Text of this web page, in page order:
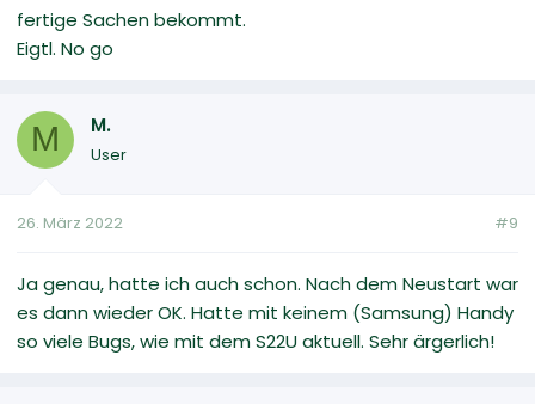
fertige Sachen bekommt.
Eigtl. No go
M M.
User
26. März 2022 #9
Ja genau, hatte ich auch schon. Nach dem Neustart war
es dann wieder OK. Hatte mit keinem (Samsung) Handy
so viele Bugs, wie mit dem S22U aktuell. Sehr ärgerlich!